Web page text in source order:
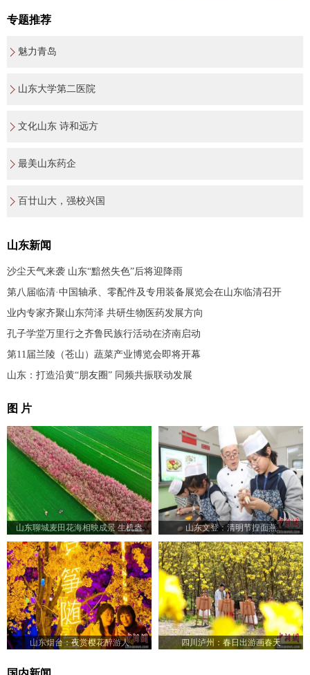
专题推荐
魅力青岛
山东大学第二医院
文化山东 诗和远方
最美山东药企
百廿山大，强校兴国
山东新闻
沙尘天气来袭 山东“黯然失色”后将迎降雨
第八届临清·中国轴承、零配件及专用装备展览会在山东临清召开
业内专家齐聚山东菏泽 共研生物医药发展方向
孔子学堂万里行之齐鲁民族行活动在济南启动
第11届兰陵（苍山）蔬菜产业博览会即将开幕
山东：打造沿黄“朋友圈” 同频共振联动发展
图 片
山东聊城麦田花海相映成景 生机盎
然“颜值”出圈
山东文登：清明节捏面燕
山东烟台：夜赏樱花醉游人 四川泸州：春日出游画春天